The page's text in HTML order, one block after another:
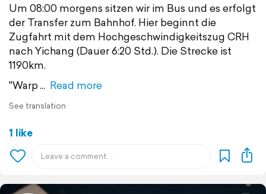
Um 08:00 morgens sitzen wir im Bus und es erfolgt
der Transfer zum Bahnhof. Hier beginnt die
Zugfahrt mit dem Hochgeschwindigkeitszug CRH
nach Yichang (Dauer 6:20 Std.). Die Strecke ist
1190km.
"Warp
Read more
See translation
1 like